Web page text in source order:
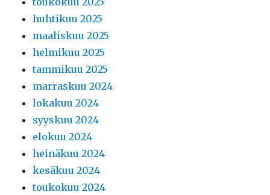
huhtikuu 2025
maaliskuu 2025
helmikuu 2025
tammikuu 2025
marraskuu 2024
lokakuu 2024
syyskuu 2024
elokuu 2024
heinäkuu 2024
kesäkuu 2024
toukokuu 2024